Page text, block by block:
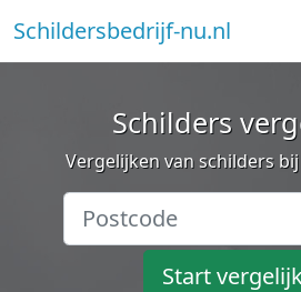
Schildersbedrijf-nu.nl
Schilders
Vergelijken van schilders
Start